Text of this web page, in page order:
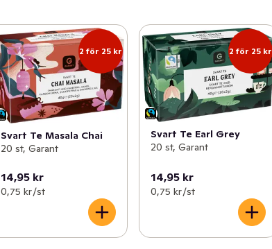
2 för 25 kr
Svart Te Masala Chai
20 st, Garant
14,95 kr
0,75 kr /st
2 för 25 kr
Svart Te Earl Grey
20 st, Garant
14,95 kr
0,75 kr /st